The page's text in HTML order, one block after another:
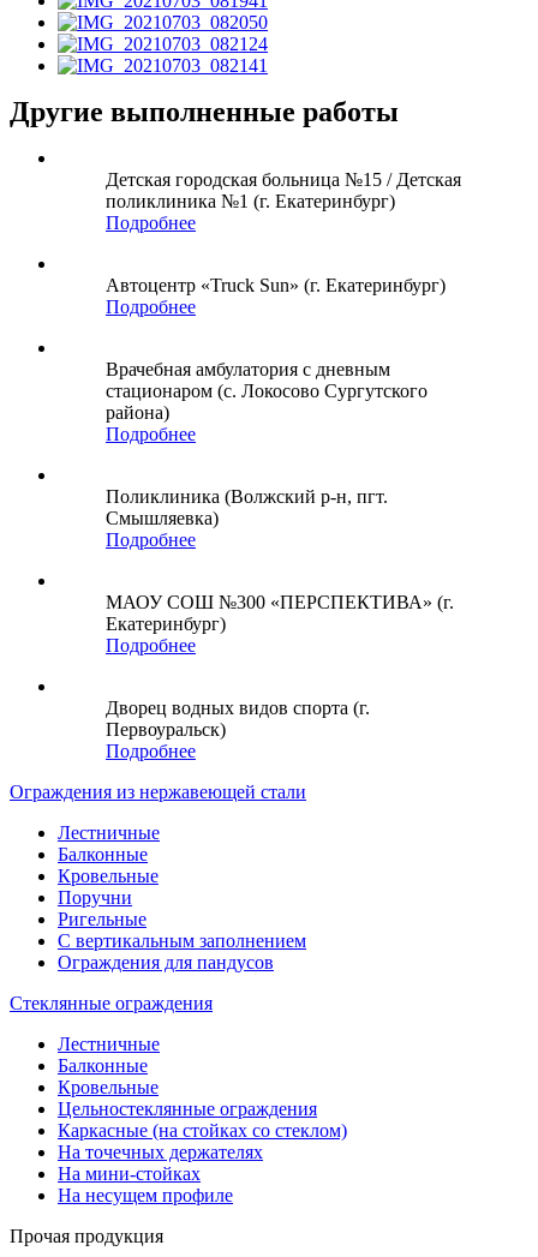
Другие выполненные работы
Детская городская больница №15 / Детская
поликлиника №1 (г. Екатеринбург)
Подробнее
Автоцентр «Truck Sun» (г. Екатеринбург)
Подробнее
Врачебная амбулатория с дневным
стационаром (с. Локосово Сургутского
района)
Подробнее
Поликлиника (Волжский р-н, пгт.
Смышляевка)
Подробнее
МАОУ СОШ №300 «ПЕРСПЕКТИВА» (г.
Екатеринбург)
Подробнее
Дворец водных видов спорта (г.
Первоуральск)
Подробнее
Ограждения из нержавеющей стали
Лестничные
Балконные
Кровельные
Поручни
Ригельные
С вертикальным заполнением
Ограждения для пандусов
Стеклянные ограждения
Лестничные
Балконные
Кровельные
Цельностеклянные ограждения
Каркасные (на стойках со стеклом)
На точечных держателях
На мини-стойках
На несущем профиле
Прочая продукция